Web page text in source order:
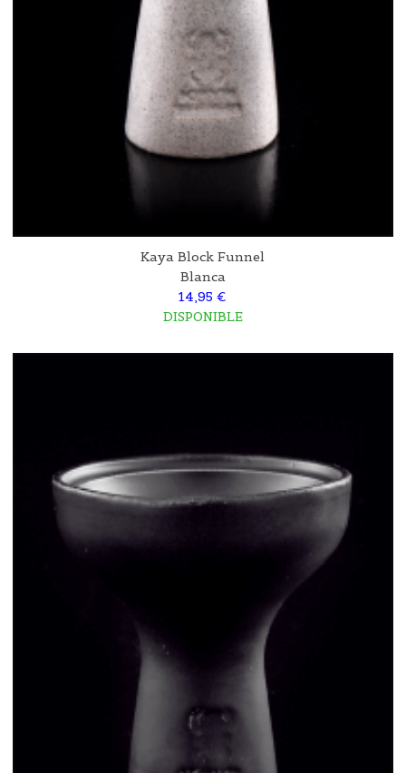
Kaya Block Funnel
Blanca
14,95 €
DISPONIBLE